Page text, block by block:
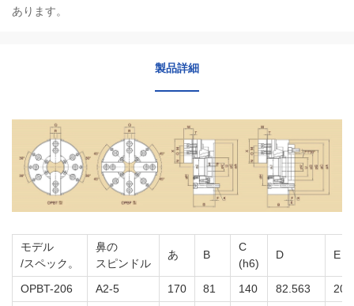
あります。
製品詳細
モデル
/スペック。
鼻の
スピンドル
あ B
C
(h6)
D E
OPBT-206 A2-5 170 81 140 82.563
20